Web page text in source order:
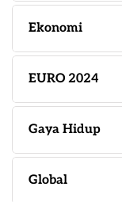
Ekonomi
EURO 2024
Gaya Hidup
Global